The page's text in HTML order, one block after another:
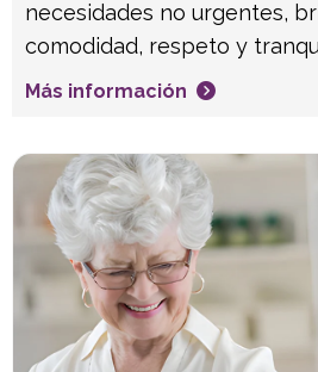
necesidades no urgentes,
comodidad, respeto y
Más información